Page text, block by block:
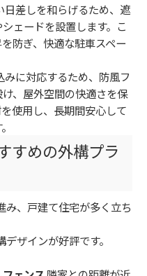
日差しを和らげるため、遮
ェードを設置します。こ
防ぎ、快適な駐車スペー
みに対応するため、防風フ
、屋外空間の快適さを保
使用し、長期間安心して
すめの外構プラ
み、戸建て住宅が多く立ち
ザインが好評です。